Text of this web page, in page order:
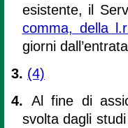
esistente, il
comma, della
giorni
3. (4)
4. Al fine di
svolta dagli